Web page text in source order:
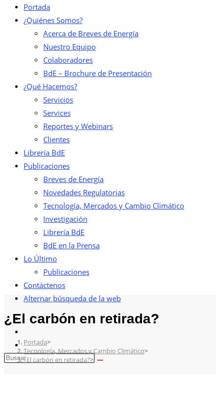
Portada
¿Quiénes Somos?
Acerca de Breves de Energía
Nuestro Equipo
Colaboradores
BdE – Brochure de Presentación
¿Qué Hacemos?
Servicios
Services
Reportes y Webinars
Clientes
Librería BdE
Publicaciones
Breves de Energía
Novedades Regulatorias
Tecnología, Mercados y Cambio Climático
Investigación
Librería BdE
BdE en la Prensa
Lo Último
Publicaciones
Contáctenos
Alternar búsqueda de la web
¿El carbón en retirada?
Portada>
Tecnología, Mercados y Cambio Climático>
¿El carbón en retirada?>